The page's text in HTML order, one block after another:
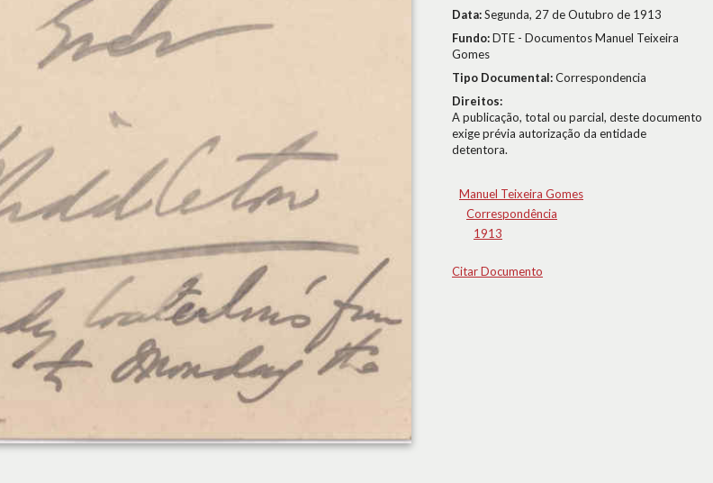
Data:Segunda, 27 de Outubro de 1913
Fundo:DTE - Documentos Manuel Teixeira
Gomes
Tipo Documental:Correspondencia
Direitos:
A publicação, total ou parcial, deste documento
exige prévia autorização da entidade
detentora.
Manuel Teixeira Gomes
Correspondência
1913
Citar Documento